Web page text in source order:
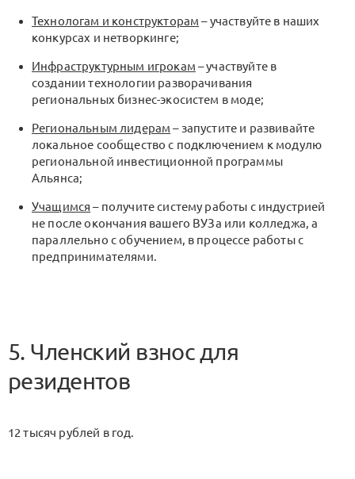
Технологам и конструкторам – участвуйте в наших
конкурсах и нетворкинге;
Инфраструктурным игрокам – участвуйте в
создании технологии разворачивания
региональных бизнес-экосистем в моде;
Региональным лидерам – запустите и развивайте
локальное сообщество с подключением к модулю
региональной инвестиционной программы
Альянса;
Учащимся – получите систему работы с индустрией
не после окончания вашего ВУЗа или колледжа, а
параллельно с обучением, в процессе работы с
предпринимателями.
5. Членский взнос для
резидентов
12 тысяч рублей в год.